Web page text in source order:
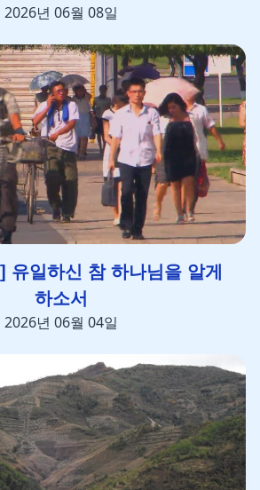
2026년 06월 08일
유일하신 참 하나님을 알게
하소서
2026년 06월 04일